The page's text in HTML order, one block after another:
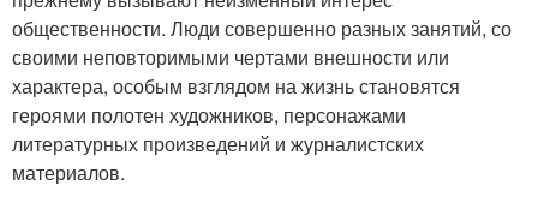
общественности. Люди совершенно разных занятий, со
своими неповторимыми чертами внешности или
характера, особым взглядом на жизнь становятся
героями полотен художников, персонажами
литературных произведений и журналистских
материалов.